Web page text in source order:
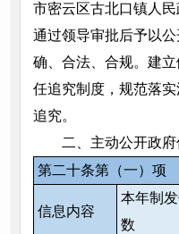
市密云区古北口镇人
通过领导审批后予以
确、合法、合规。建
任追究制度，规范落
追究。
二、主动公开政
第二十条第（一）项
信息内容
本年制
数